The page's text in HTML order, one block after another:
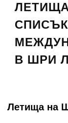
В ШРИ
Летища на